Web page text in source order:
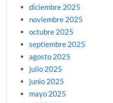
diciembre 2025
noviembre 2025
octubre 2025
septiembre 2025
agosto 2025
julio 2025
junio 2025
mayo 2025